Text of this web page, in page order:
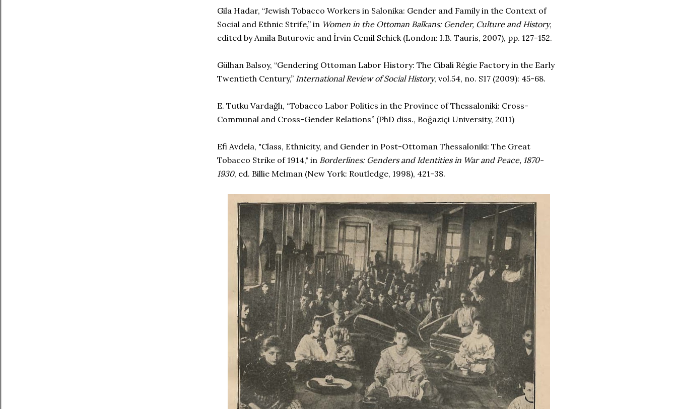
Gila Hadar, “Jewish Tobacco Workers in Salonika: Gender and Family in the Context of
Social and Ethnic Strife,” in Women in the Ottoman Balkans: Gender, Culture and History,
edited by Amila Buturovic and İrvin Cemil Schick (London: I.B. Tauris, 2007), pp. 127-152.
Gülhan Balsoy, “Gendering Ottoman Labor History: The Cibali Régie Factory in the Early
Twentieth Century,” International Review of Social History, vol.54, no. S17 (2009): 45-68.
E. Tutku Vardağlı, “Tobacco Labor Politics in the Province of Thessaloniki: Cross-
Communal and Cross-Gender Relations” (PhD diss., Boğaziçi University, 2011)
Efi Avdela, "Class, Ethnicity, and Gender in Post-Ottoman Thessaloniki: The Great
Tobacco Strike of 1914," in Borderlines: Genders and Identities in War and Peace, 1870-
1930, ed. Billie Melman (New York: Routledge, 1998), 421-38.